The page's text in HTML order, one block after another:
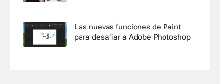
Las nuevas funciones de Paint
para desafiar a Adobe Photoshop